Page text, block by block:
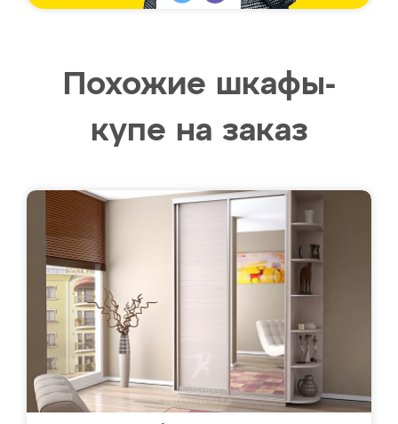
Похожие шкафы-
купе на заказ